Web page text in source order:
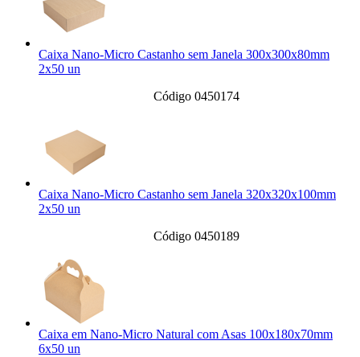
Caixa Nano-Micro Castanho sem Janela 300x300x80mm
2x50 un
Código 0450174
Caixa Nano-Micro Castanho sem Janela 320x320x100mm
2x50 un
Código 0450189
Caixa em Nano-Micro Natural com Asas 100x180x70mm
6x50 un